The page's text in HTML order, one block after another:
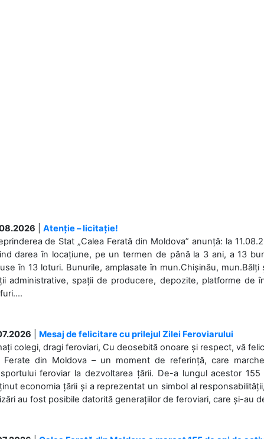
Atenție – licitație!
de Stat „Calea Ferată din Moldova” anunță: la
darea în locațiune, pe un termen de până la 3 ani, a 13
în 13 loturi. Bunurile, amplasate în mun.Chișinău,
administrative, spații de producere, depozite, platforme de
Mesaj de felicitare cu prilejul Zilei Feroviarului
colegi, dragi feroviari, Cu deosebită onoare și respect, vă
Ferate din Moldova – un moment de referință, care
feroviar la dezvoltarea țării. De-a lungul acestor
economia țării și a reprezentat un simbol al
au fost posibile datorită generațiilor de feroviari, care și-au